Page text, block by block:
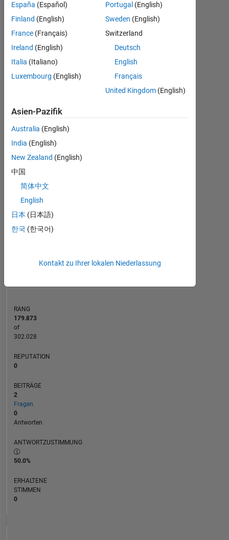
Programming
Languages:
MATLAB
Languages:
English,
Chinese
MATLAB Answers
BEITRÄGE
L
03/24 07/24 11/24 03/25 07/25 11/25
RANG
179.873
of
302.028
REPUTATION
0
BEITRÄGE
2
Fragen
0
Antworten
ANTWORTZUSTIMMUNG
50.0%
ERHALTENE
STIMMEN
0
España (Español)
Finland (English)
France (Français)
Ireland (English)
Italia (Italiano)
Luxembourg (English)
Portugal (English)
Sweden (English)
Switzerland
Deutsch
English
Français
United Kingdom (English)
Asien-Pazifik
Australia (English)
India (English)
New Zealand (English)
中国
简体中文
English
日本 (日本語)
한국 (한국어)
Kontakt zu Ihrer lokalen Niederlassung